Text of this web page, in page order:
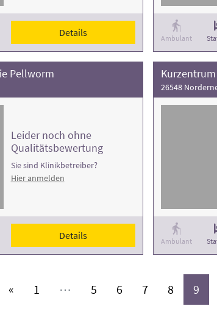
Details Ambulant
Pellworm
Leider noch ohne
Qualitätsbewertung
Sie sind Klinikbetreiber?
Hier anmelden
Details
26548
Ambulant
« 1 (aktiv)
⋯ 5 (aktiv)
6 (aktiv)
7(aktiv)
8 (aktiv)
9